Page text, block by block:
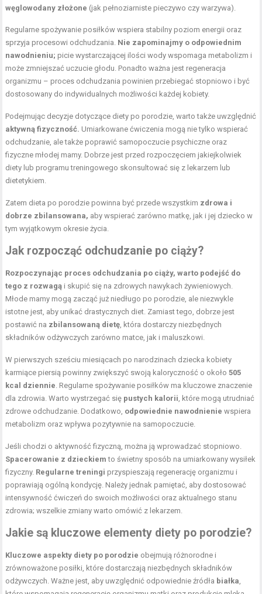
węglowodany złożone (jak pełnoziarniste pieczywo czy warzywa).
Regularne spożywanie posiłków wspiera stabilny poziom energii oraz
sprzyja procesowi odchudzania. Nie zapominajmy o odpowiednim
nawodnieniu; picie wystarczającej ilości wody wspomaga metabolizm i
może zmniejszać uczucie głodu. Ponadto ważna jest regeneracja
organizmu – proces odchudzania powinien przebiegać stopniowo i być
dostosowany do indywidualnych możliwości każdej kobiety.
Podejmując decyzje dotyczące diety po porodzie, warto także uwzględnić
aktywną fizyczność. Umiarkowane ćwiczenia mogą nie tylko wspierać
odchudzanie, ale także poprawić samopoczucie psychiczne oraz
fizyczne młodej mamy. Dobrze jest przed rozpoczęciem jakiejkolwiek
diety lub programu treningowego skonsultować się z lekarzem lub
dietetykiem.
Zatem dieta po porodzie powinna być przede wszystkim zdrowa i
dobrze zbilansowana, aby wspierać zarówno matkę, jak i jej dziecko w
tym wyjątkowym okresie życia.
Jak rozpocząć odchudzanie po ciąży?
Rozpoczynając proces odchudzania po ciąży, warto podejść do
tego z rozwagą i skupić się na zdrowych nawykach żywieniowych.
Młode mamy mogą zacząć już niedługo po porodzie, ale niezwykle
istotne jest, aby unikać drastycznych diet. Zamiast tego, dobrze jest
postawić na zbilansowaną dietę, która dostarczy niezbędnych
składników odżywczych zarówno matce, jak i maluszkowi.
W pierwszych sześciu miesiącach po narodzinach dziecka kobiety
karmiące piersią powinny zwiększyć swoją kaloryczność o około505
kcal dziennie. Regularne spożywanie posiłków ma kluczowe znaczenie
dla zdrowia. Warto wystrzegać się pustych kalorii, które mogą utrudniać
zdrowe odchudzanie. Dodatkowo, odpowiednie nawodnienie wspiera
metabolizm oraz wpływa pozytywnie na samopoczucie.
Jeśli chodzi o aktywność fizyczną, można ją wprowadzać stopniowo.
Spacerowanie z dzieckiem to świetny sposób na umiarkowany wysiłek
fizyczny. Regularne treningi przyspieszają regenerację organizmu i
poprawiają ogólną kondycję. Należy jednak pamiętać, aby dostosować
intensywność ćwiczeń do swoich możliwości oraz aktualnego stanu
zdrowia; wszelkie zmiany warto omówić z lekarzem.
Jakie są kluczowe elementy diety po porodzie?
Kluczowe aspekty diety po porodzie obejmują różnorodne i
zrównoważone posiłki, które dostarczają niezbędnych składników
odżywczych. Ważne jest, aby uwzględnić odpowiednie źródła białka,